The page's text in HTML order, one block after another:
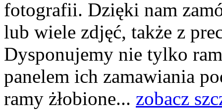
fotografii. Dzięki nam
lub wiele zdjęć, także z
Dysponujemy nie tylko
panelem ich zamawiania
ramy żłobione... zobacz